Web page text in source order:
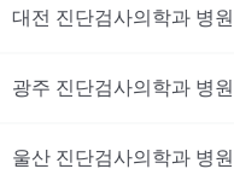
대전 진단검사의학과 병원
광주 진단검사의학과 병원
울산 진단검사의학과 병원